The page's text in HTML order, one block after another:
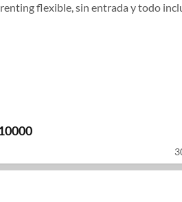
flexible, sin entrada y todo